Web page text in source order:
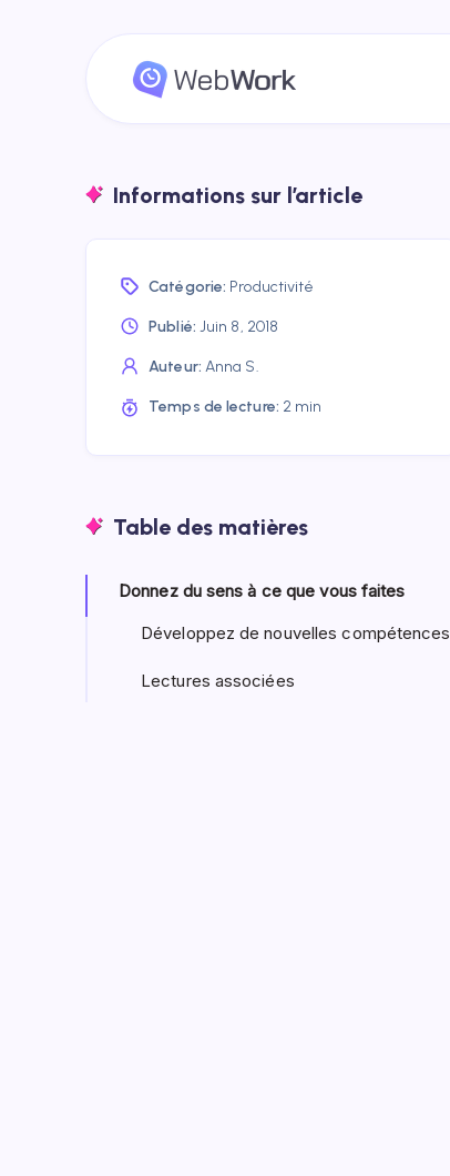
Informations sur l’article
Catégorie: Productivité
Publié: Juin 8, 2018
Auteur: Anna S.
Temps de lecture: 2 min
Table des matières
Donnez du sens à ce que vous faites
Développez de nouvelles compétences
Lectures associées